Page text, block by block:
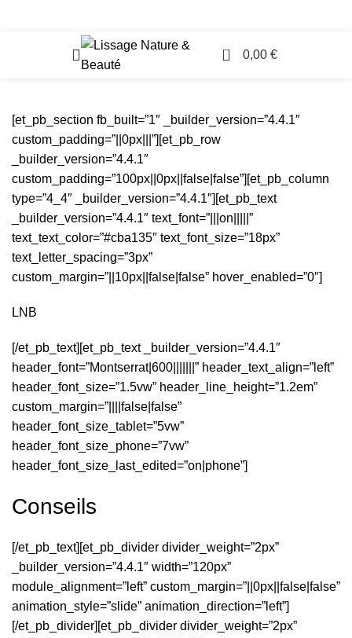
0 0,00 €
[et_pb_section fb_built=”1″ _builder_version=”4.4.1″
custom_padding=”||0px|||”][et_pb_row
_builder_version=”4.4.1″
custom_padding=”100px||0px||false|false”][et_pb_column
type=”4_4″ _builder_version=”4.4.1″][et_pb_text
_builder_version=”4.4.1″ text_font=”|||on|||||”
text_text_color=”#cba135″ text_font_size=”18px”
text_letter_spacing=”3px”
custom_margin=”||10px||false|false” hover_enabled=”0″]
LNB
[/et_pb_text][et_pb_text _builder_version=”4.4.1″
header_font=”Montserrat|600|||||||” header_text_align=”left”
header_font_size=”1.5vw” header_line_height=”1.2em”
custom_margin=”||||false|false”
header_font_size_tablet=”5vw”
header_font_size_phone=”7vw”
header_font_size_last_edited=”on|phone”]
Conseils
[/et_pb_text][et_pb_divider divider_weight=”2px”
_builder_version=”4.4.1″ width=”120px”
module_alignment=”left” custom_margin=”||0px||false|false”
animation_style=”slide” animation_direction=”left”]
[/et_pb_divider][et_pb_divider divider_weight=”2px”